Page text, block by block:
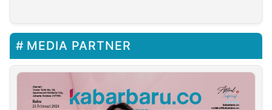
MEDIA PARTNER